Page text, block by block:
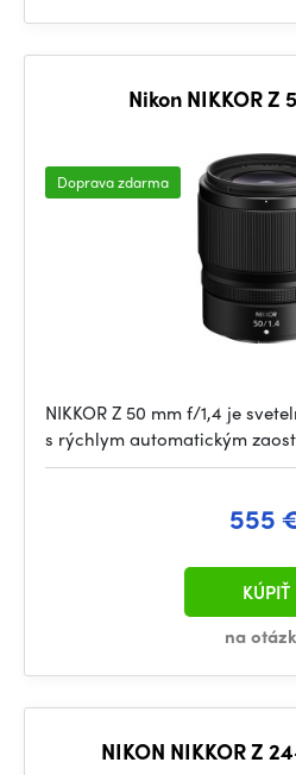
Nikon NIKKOR Z
Doprava zdarma
NIKKOR Z 50 mm f/1,4 je
s rýchlym automatickým
555
na
KÚPIŤ
NIKON NIKKOR Z